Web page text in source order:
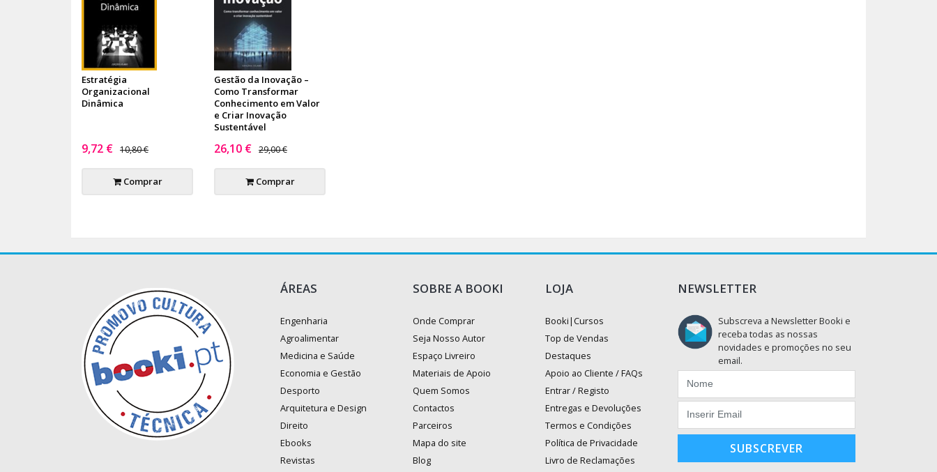
Estratégia
Organizacional
Dinâmica
9,72 € 10,80 €
Comprar
Gestão da Inovação –
Como Transformar
Conhecimento em Valor
e Criar Inovação
Sustentável
26,10 € 29,00 €
Comprar
ÁREAS
Engenharia
Agroalimentar
Medicina e Saúde
Economia e Gestão
Desporto
Arquitetura e Design
Direito
Ebooks
Revistas
SOBRE A BOOKI
Onde Comprar
Seja Nosso Autor
Espaço Livreiro
Materiais de Apoio
Quem Somos
Contactos
Parceiros
Mapa do site
Blog
LOJA
Booki|Cursos
Top de Vendas
Destaques
Apoio ao Cliente / FAQs
Entrar / Registo
Entregas e Devoluções
Termos e Condições
Política de Privacidade
Livro de Reclamações
NEWSLETTER
Subscreva a Newsletter Booki e
receba todas as nossas
novidades e promoções no seu
email.
SUBSCREVER